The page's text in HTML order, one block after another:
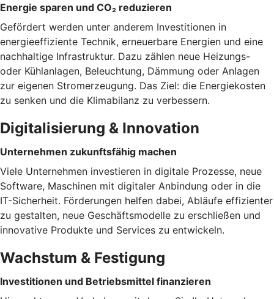
Energie sparen und CO₂ reduzieren
Gefördert werden unter anderem Investitionen in
energieeffiziente Technik, erneuerbare Energien und eine
nachhaltige Infrastruktur. Dazu zählen neue Heizungs-
oder Kühlanlagen, Beleuchtung, Dämmung oder Anlagen
zur eigenen Stromerzeugung. Das Ziel: die Energiekosten
zu senken und die Klimabilanz zu verbessern.
Digitalisierung & Innovation
Unternehmen zukunftsfähig machen
Viele Unternehmen investieren in digitale Prozesse, neue
Software, Maschinen mit digitaler Anbindung oder in die
IT-Sicherheit. Förderungen helfen dabei, Abläufe effizienter
zu gestalten, neue Geschäftsmodelle zu erschließen und
innovative Produkte und Services zu entwickeln.
Wachstum & Festigung
Investitionen und Betriebsmittel finanzieren